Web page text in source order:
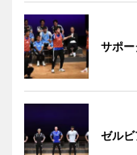
サポ
ゼル